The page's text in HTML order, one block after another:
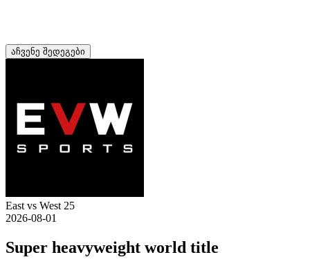
აჩვენე შედეგები
East vs West 25
2026-08-01
Super heavyweight world title